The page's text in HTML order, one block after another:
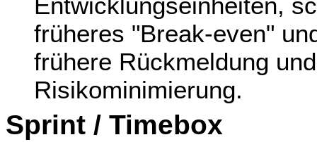
früheres "Break-even"
frühere Rückmeldung
Risikominimierung.
Sprint / Timebox